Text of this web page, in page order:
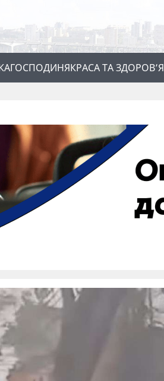
ГОСПОДИНЯКРАСА ТА ЗДОРОВ’Я